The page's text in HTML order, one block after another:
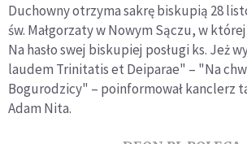
Duchowny otrzyma sakrę biskupią 28
św. Małgorzaty w Nowym Sączu, w
Na hasło swej biskupiej posługi ks. Jeż
laudem Trinitatis et Deiparae" – "Na
Bogurodzicy" – poinformował kanclerz
Adam Nita.